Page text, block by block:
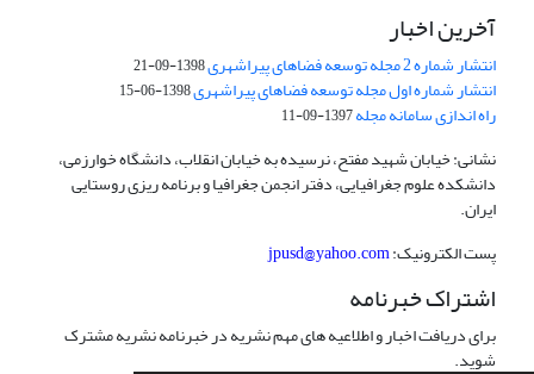
آخرین اخبار
انتشار شماره 2 مجله توسعه فضاهای پیراشهری 1398-09-21
انتشار شماره اول مجله توسعه فضاهای پیراشهری1398-06-15
راه اندازی سامانه مجله1397-09-11
نشانی: خیابان شهید مفتح، نرسیده به خیابان انقلاب، دانشگاه خوارزمی،
دانشکده علوم جغرافیایی، دفتر انجمن جغرافیا و برنامه ریزی روستایی
ایران.
پست الکترونیک:jpusd@yahoo.com
اشتراک خبرنامه
برای دریافت اخبار و اطلاعیه های مهم نشریه در خبرنامه نشریه مشترک
شوید.